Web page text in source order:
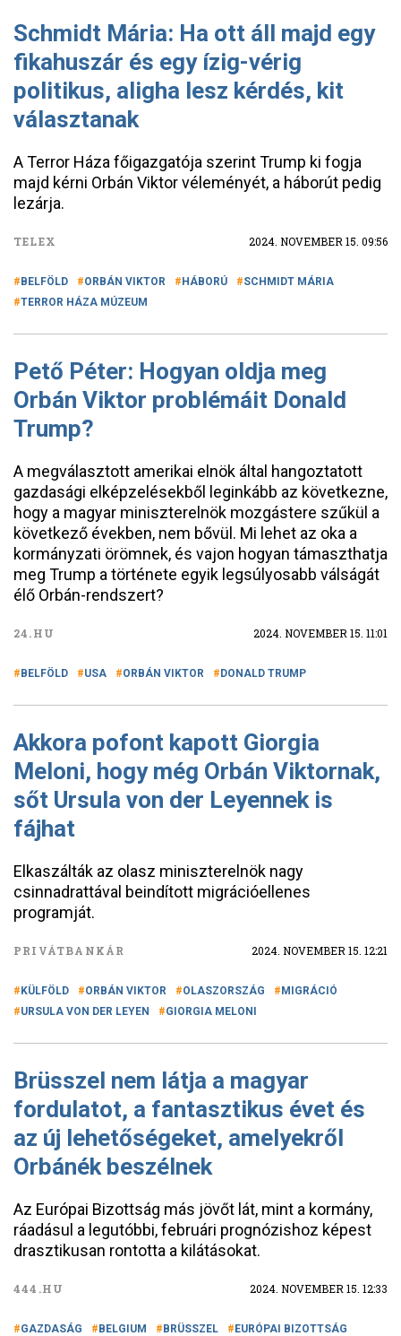
Schmidt Mária: Ha ott áll majd egy
fikahuszár és egy ízig-vérig
politikus, aligha lesz kérdés, kit
választanak
A Terror Háza főigazgatója szerint Trump ki fogja
majd kérni Orbán Viktor véleményét, a háborút pedig
lezárja.
TELEX 2024. NOVEMBER 15. 09:56
BELFÖLD ORBÁN VIKTOR HÁBORÚ
SCHMIDT MÁRIA
TERROR HÁZA MÚZEUM
Pető Péter: Hogyan oldja meg
Orbán Viktor problémáit Donald
Trump?
A megválasztott amerikai elnök által hangoztatott
gazdasági elképzelésekből leginkább az következne,
hogy a magyar miniszterelnök mozgástere szűkül a
következő években, nem bővül. Mi lehet az oka a
kormányzati örömnek, és vajon hogyan támaszthatja
meg Trump a története egyik legsúlyosabb válságát
élő Orbán-rendszert?
24.HU 2024. NOVEMBER 15. 11:01
BELFÖLD USA ORBÁN VIKTOR DONALD TRUMP
Akkora pofont kapott Giorgia
Meloni, hogy még Orbán Viktornak,
sőt Ursula von der Leyennek is
fájhat
Elkaszálták az olasz miniszterelnök nagy
csinnadrattával beindított migrációellenes
programját.
PRIVÁTBANKÁR 2024. NOVEMBER 15. 12:21
KÜLFÖLD ORBÁN VIKTOR OLASZORSZÁG
MIGRÁCIÓ
URSULA VON DER LEYEN
GIORGIA MELONI
Brüsszel nem látja a magyar
fordulatot, a fantasztikus évet és
az új lehetőségeket, amelyekről
Orbánék beszélnek
Az Európai Bizottság más jövőt lát, mint a kormány,
ráadásul a legutóbbi, februári prognózishoz képest
drasztikusan rontotta a kilátásokat.
444.HU 2024. NOVEMBER 15. 12:33
GAZDASÁG BELGIUM BRÜSSZEL EURÓPAI BIZOTTSÁG